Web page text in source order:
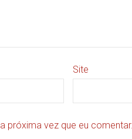
Site
próxima vez que eu comentar.